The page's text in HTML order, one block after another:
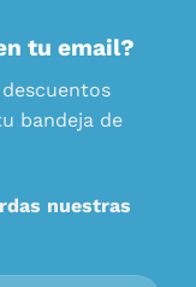
tu email?
bandeja de
nuestras